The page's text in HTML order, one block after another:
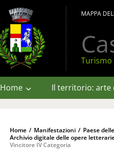
MAPPA
Home Il territorio: arte
Home / Manifestazioni / Paese
Archivio digitale delle opere
Vincitore IV Categoria